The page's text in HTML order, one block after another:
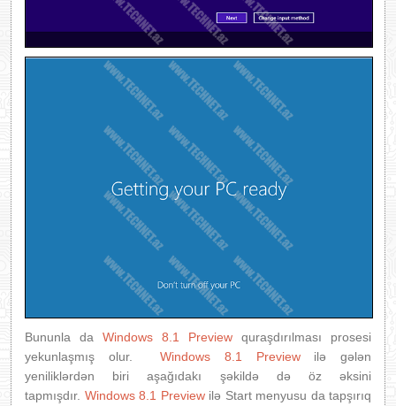
Bununla da Windows 8.1 Preview quraşdırılması prosesi
yekunlaşmış olur.Windows 8.1 Previewilə gələn
yeniliklərdən biri aşağıdakı şəkildə də öz əksini
tapmışdır. Windows 8.1 Previewilə Start menyusu da tapşırıq